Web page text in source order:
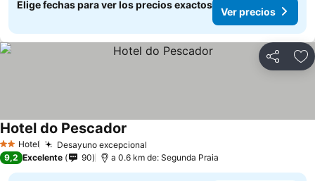
Elige fechas para ver los precios exactos
Ver precios
Compartir
2 Estrellas
Hotel Desayuno excepcional
Hotel do Pescador
9,2 Excelente 90 a 0.6 km de: Segunda Praia